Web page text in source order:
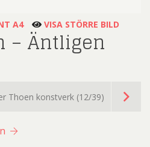
A4 VISA STÖRRE BILD
– Äntligen
Thoen konstverk (12/39)